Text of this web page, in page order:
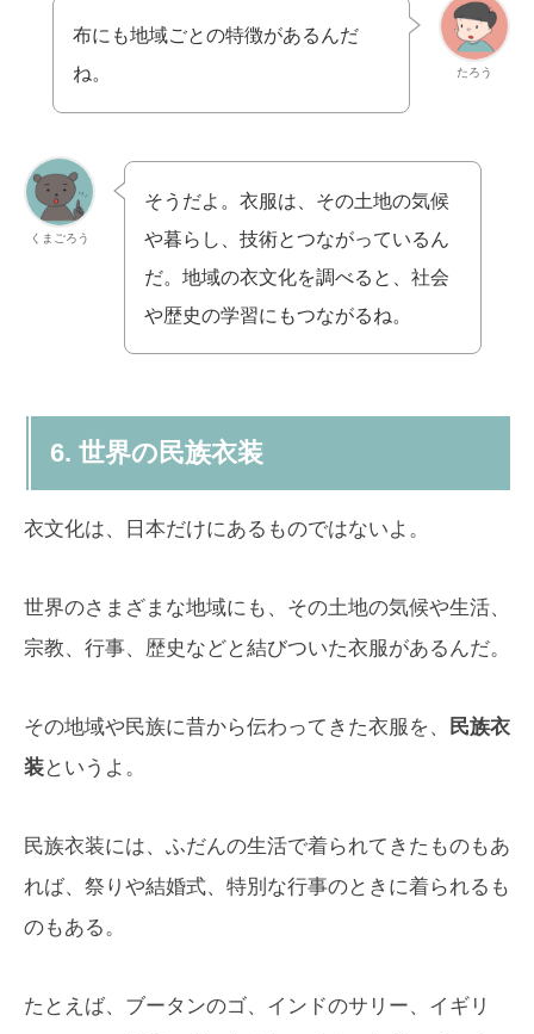
たろう
布にも地域ごとの特徴があるんだ
ね。
くまごろう
そうだよ。衣服は、その土地の気候
や暮らし、技術とつながっているん
だ。地域の衣文化を調べると、社会
や歴史の学習にもつながるね。
6. 世界の民族衣装
衣文化は、日本だけにあるものではないよ。
世界のさまざまな地域にも、その土地の気候や生活、
宗教、行事、歴史などと結びついた衣服があるんだ。
その地域や民族に昔から伝わってきた衣服を、
民族衣
装というよ。
民族衣装には、ふだんの生活で着られてきたものもあ
れば、祭りや結婚式、特別な行事のときに着られるも
のもある。
たとえば、ブータンのゴ、インドのサリー、イギリ